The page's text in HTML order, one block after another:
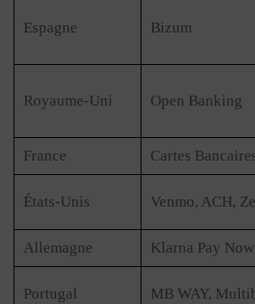
Espagne Bizum
Royaume-Uni Open Banking
France Cartes
États-Unis Venmo, ACH,
Allemagne Klarna Pay Now
Portugal MB WAY,